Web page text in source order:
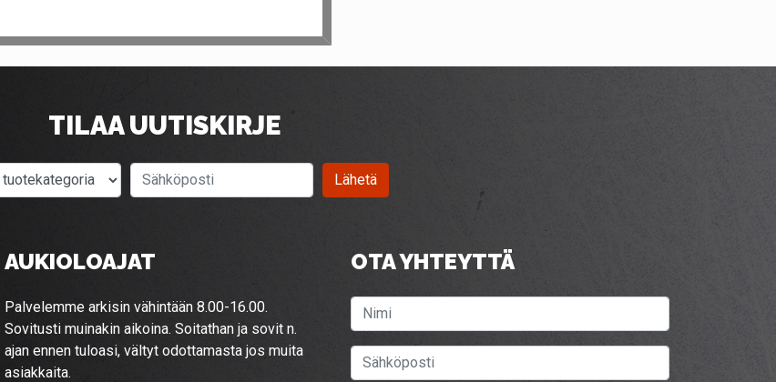
TILAA UUTISKIRJE
Valitse tuotekategoria Lähetä
AUKIOLOAJAT
Palvelemme arkisin vähintään 8.00-16.00.
Sovitusti muinakin aikoina. Soitathan ja sovit n.
ajan ennen tuloasi, vältyt odottamasta jos muita
asiakkaita.
OTA YHTEYTTÄ